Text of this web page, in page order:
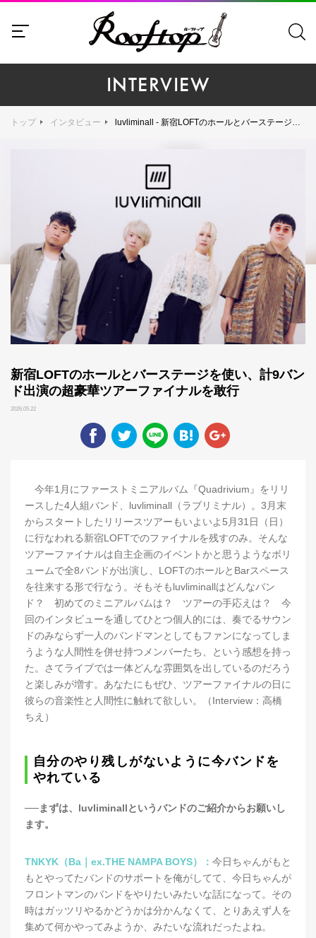
INTERVIEW
トップ インタビュー luvliminall - 新宿LOFTのホールとバーステージを使い、計9バンド出演の超豪華ツアーファイナルを敢行
新宿LOFTのホールとバーステージを使い、計9バン
ド出演の超豪華ツアーファイナルを敢行
2026.05.22
今年1月にファーストミニアルバム『Quadrivium』をリリ
ースした4人組バンド、luvliminall（ラブリミナル）。3月末
からスタートしたリリースツアーもいよいよ5月31日（日）
に行なわれる新宿LOFTでのファイナルを残すのみ。そんな
ツアーファイナルは自主企画のイベントかと思うようなボリ
ュームで全8バンドが出演し、LOFTのホールとBarスペース
を往来する形で行なう。そもそもluvliminallはどんなバン
ド？ 初めてのミニアルバムは？ ツアーの手応えは？ 今
回のインタビューを通してひとつ個人的には、奏でるサウン
ドのみならず一人のバンドマンとしてもファンになってしま
うような人間性を併せ持つメンバーたち、という感想を持っ
た。さてライブでは一体どんな雰囲気を出しているのだろう
と楽しみが増す。あなたにもぜひ、ツアーファイナルの日に
彼らの音楽性と人間性に触れて欲しい。（Interview：高橋
ちえ）
自分のやり残しがないように今バンドを
やれている
──まずは、luvliminallというバンドのご紹介からお願いし
ます。
TNKYK（Ba｜ex.THE NAMPA BOYS）： 今日ちゃんがもと
もとやってたバンドのサポートを俺がしてて、今日ちゃんが
フロントマンのバンドをやりたいみたいな話になって。その
時はガッツリやるかどうかは分かんなくて、とりあえず人を
集めて何かやってみようか、みたいな流れだったよね。